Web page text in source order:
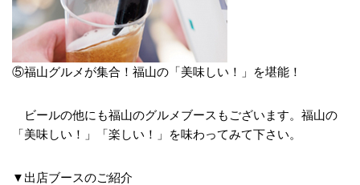
⑤福山グルメが集合！福山の「美味しい！」を堪能！
ビールの他にも福山のグルメブースもございます。福山の
「美味しい！」「楽しい！」を味わってみて下さい。
▼出店ブースのご紹介